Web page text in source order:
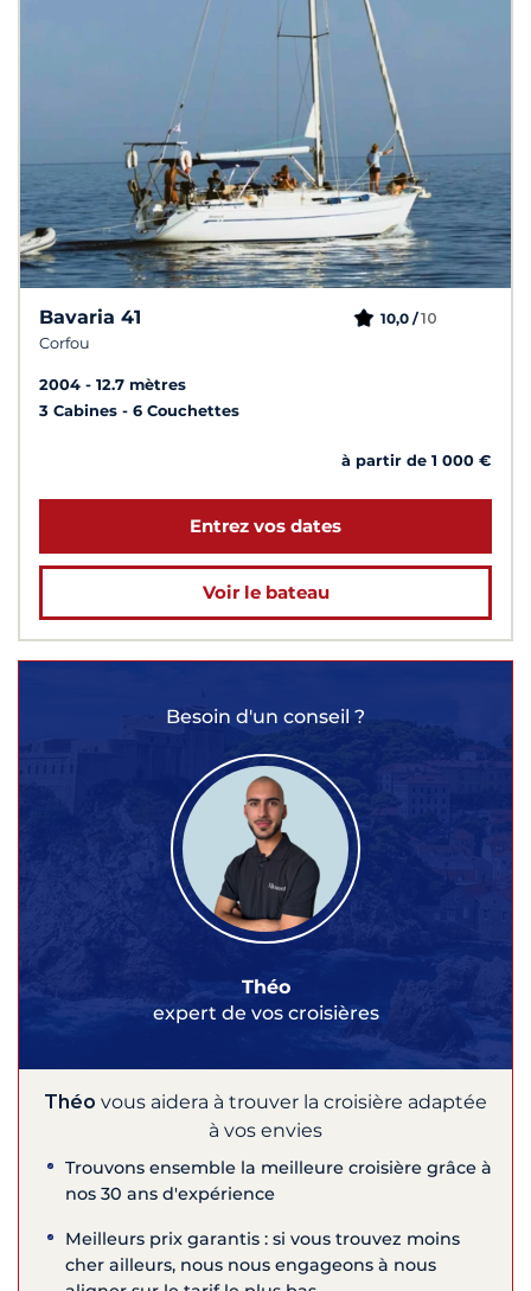
Bavaria 41
Corfou
10,0 /10
2004
12.7 mètres
3 Cabines
6 Couchettes
à partir de 1 000 €
Entrez vos dates
Voir le bateau
Besoin d'un conseil ?
Théo
expert de vos croisières
Théo vous aidera à trouver la croisière adaptée
à vos envies
Trouvons ensemble la meilleure croisière grâce à
nos 30 ans d'expérience
Meilleurs prix garantis : si vous trouvez moins
cher ailleurs, nous nous engageons à nous